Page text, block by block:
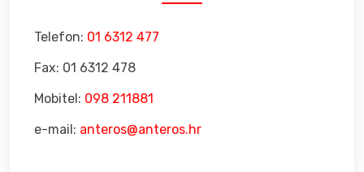
Telefon: 01 6312 477
Fax: 01 6312 478
Mobitel: 098 211881
e-mail: anteros@anteros.hr